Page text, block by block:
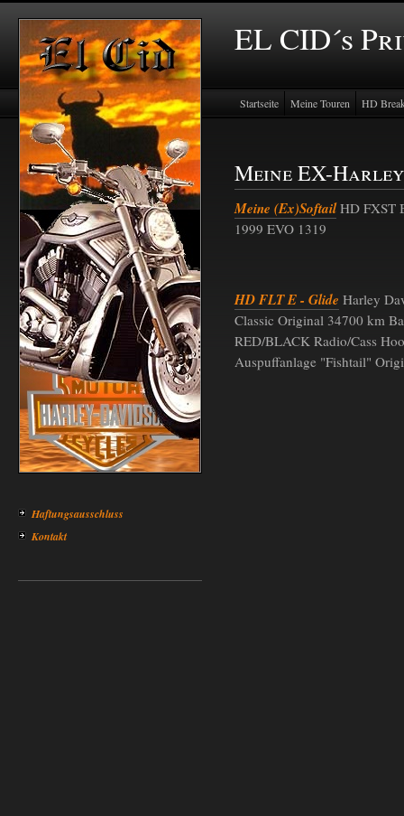
EL CID´s
Haftungsausschluss
Kontakt
Startseite Meine Touren HD
Meine EX-
Meine (Ex)SoftailHD FXST
1999 EVO 1319
HD FLT E - Glide Harley
Classic Original 34700 km
RED/BLACK Radio/Cass
Auspuffanlage "Fishtail"